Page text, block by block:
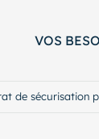
VOS
de sécurisation